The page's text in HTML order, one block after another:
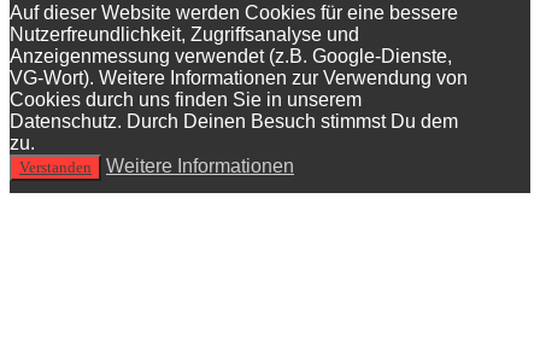
Auf dieser Website werden Cookies für eine bessere
Nutzerfreundlichkeit, Zugriffsanalyse und
Anzeigenmessung verwendet (z.B. Google-Dienste,
VG-Wort). Weitere Informationen zur Verwendung von
Cookies durch uns finden Sie in unserem
Datenschutz. Durch Deinen Besuch stimmst Du dem
zu.
Verstanden Weitere Informationen